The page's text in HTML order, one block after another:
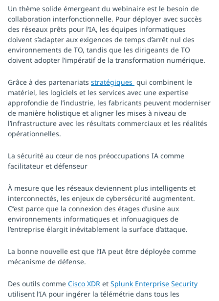
Un thème solide émergeant du webinaire est le besoin de
collaboration interfonctionnelle. Pour déployer avec succès
des réseaux prêts pour l’IA, les équipes informatiques
doivent s’adapter aux exigences de temps d’arrêt nul des
environnements de TO, tandis que les dirigeants de TO
doivent adopter l’impératif de la transformation numérique.
Grâce à des partenariats stratégiques qui combinent le
matériel, les logiciels et les services avec une expertise
approfondie de l’industrie, les fabricants peuvent moderniser
de manière holistique et aligner les mises à niveau de
l’infrastructure avec les résultats commerciaux et les réalités
opérationnelles.
La sécurité au cœur de nos préoccupations IA comme
facilitateur et défenseur
À mesure que les réseaux deviennent plus intelligents et
interconnectés, les enjeux de cybersécurité augmentent.
C’’est parce que la connexion des étages d’usine aux
environnements informatiques et infonuagiques de
l’entreprise élargit inévitablement la surface d’attaque.
La bonne nouvelle est que l’IA peut être déployée comme
mécanisme de défense.
Des outils comme Cisco XDR et Splunk Enterprise Security
utilisent l’IA pour ingérer la télémétrie dans tous les